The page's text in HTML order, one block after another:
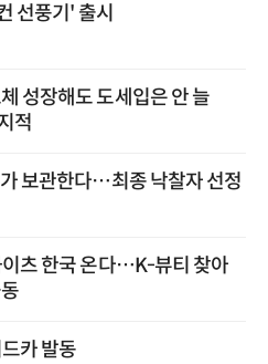
선풍기' 출시
성장해도 도세입은 안 늘
적
보관한다…최종 낙찰자 선정
츠 한국 온다…K-뷰티 찾아
카 발동